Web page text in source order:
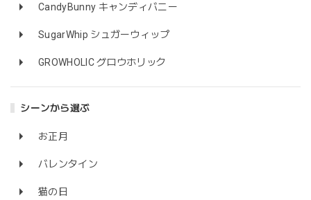
CandyBunny キャンディバニー
SugarWhip シュガーウィップ
GROWHOLIC グロウホリック
シーンから選ぶ
お正月
バレンタイン
猫の日